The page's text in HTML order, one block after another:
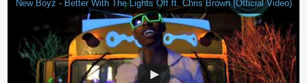
New Boyz - Better With The Lights Off ft. Chris Brown (Official Video)